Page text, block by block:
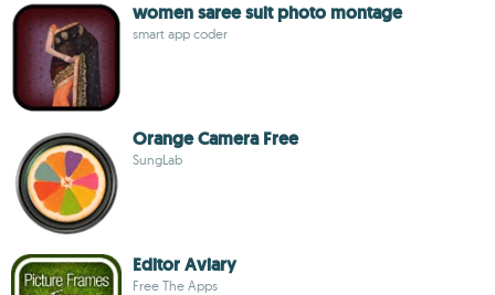
women saree suit photo montage
smart app coder
Orange Camera Free
SungLab
Editor Aviary
Free The Apps